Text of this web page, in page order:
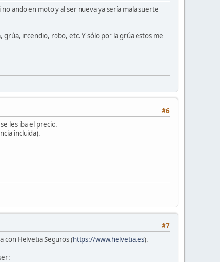
ando en moto y al ser nueva ya sería mala suerte
grúa, incendio, robo, etc. Y sólo por la grúa estos me
#6
les iba el precio.
incluida).
#7
con Helvetia Seguros (https://www.helvetia.es).